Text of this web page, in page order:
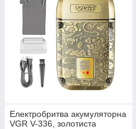
Електробритва акумуляторна
VGR V-336, золотиста